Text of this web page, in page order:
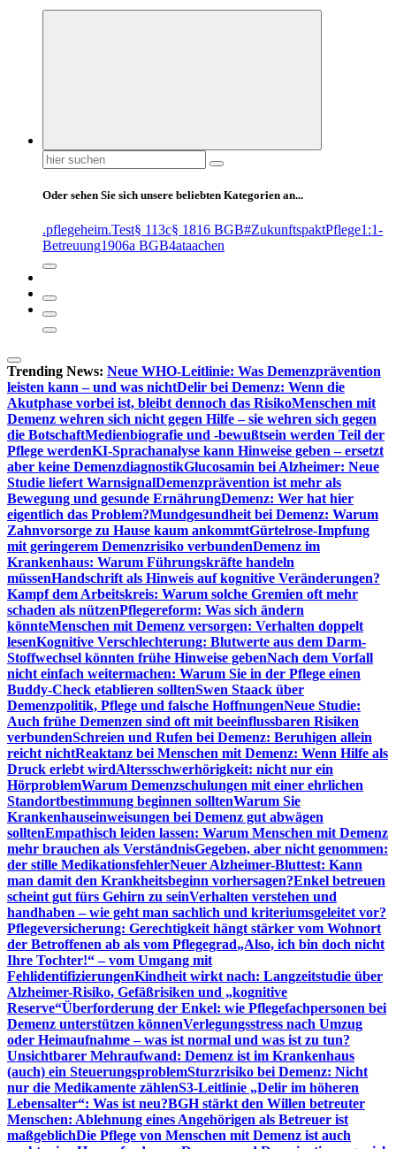
Suchen
nach:
Oder sehen Sie sich unsere beliebten Kategorien an...
.pflegeheim.Test§ 113c§ 1816 BGB#ZukunftspaktPflege1:1-
Betreuung1906a BGB4ataachen
Trending News: Neue WHO-Leitlinie: Was Demenzprävention
leisten kann – und was nichtDelir bei Demenz: Wenn die
Akutphase vorbei ist, bleibt dennoch das RisikoMenschen mit
Demenz wehren sich nicht gegen Hilfe – sie wehren sich gegen
die BotschaftMedienbiografie und -bewußtsein werden Teil der
Pflege werdenKI-Sprachanalyse kann Hinweise geben – ersetzt
aber keine DemenzdiagnostikGlucosamin bei Alzheimer: Neue
Studie liefert WarnsignalDemenzprävention ist mehr als
Bewegung und gesunde ErnährungDemenz: Wer hat hier
eigentlich das Problem?Mundgesundheit bei Demenz: Warum
Zahnvorsorge zu Hause kaum ankommtGürtelrose-Impfung
mit geringerem Demenzrisiko verbundenDemenz im
Krankenhaus: Warum Führungskräfte handeln
müssenHandschrift als Hinweis auf kognitive Veränderungen?
Kampf dem Arbeitskreis: Warum solche Gremien oft mehr
schaden als nützenPflegereform: Was sich ändern
könnteMenschen mit Demenz versorgen: Verhalten doppelt
lesenKognitive Verschlechterung: Blutwerte aus dem Darm-
Stoffwechsel könnten frühe Hinweise gebenNach dem Vorfall
nicht einfach weitermachen: Warum Sie in der Pflege einen
Buddy-Check etablieren solltenSwen Staack über
Demenzpolitik, Pflege und falsche HoffnungenNeue Studie:
Auch frühe Demenzen sind oft mit beeinflussbaren Risiken
verbundenSchreien und Rufen bei Demenz: Beruhigen allein
reicht nichtReaktanz bei Menschen mit Demenz: Wenn Hilfe als
Druck erlebt wirdAltersschwerhörigkeit: nicht nur ein
HörproblemWarum Demenzschulungen mit einer ehrlichen
Standortbestimmung beginnen solltenWarum Sie
Krankenhauseinweisungen bei Demenz gut abwägen
solltenEmpathisch leiden lassen: Warum Menschen mit Demenz
mehr brauchen als VerständnisGegeben, aber nicht genommen:
der stille MedikationsfehlerNeuer Alzheimer-Bluttest: Kann
man damit den Krankheitsbeginn vorhersagen?Enkel betreuen
scheint gut fürs Gehirn zu seinVerhalten verstehen und
handhaben – wie geht man sachlich und kriteriumsgeleitet vor?
Pflegeversicherung: Gerechtigkeit hängt stärker vom Wohnort
der Betroffenen ab als vom Pflegegrad„Also, ich bin doch nicht
Ihre Tochter!“ – vom Umgang mit
FehlidentifizierungenKindheit wirkt nach: Langzeitstudie über
Alzheimer-Risiko, Gefäßrisiken und „kognitive
Reserve“Überforderung der Enkel: wie Pflegefachpersonen bei
Demenz unterstützen könnenVerlegungsstress nach Umzug
oder Heimaufnahme – was ist normal und was ist zu tun?
Unsichtbarer Mehraufwand: Demenz ist im Krankenhaus
(auch) ein SteuerungsproblemSturzrisiko bei Demenz: Nicht
nur die Medikamente zählenS3-Leitlinie „Delir im höheren
Lebensalter“: Was ist neu?BGH stärkt den Willen betreuter
Menschen: Ablehnung eines Angehörigen als Betreuer ist
maßgeblichDie Pflege von Menschen mit Demenz ist auch